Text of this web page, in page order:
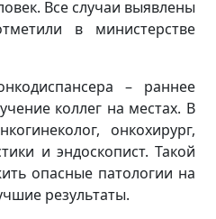
Все случаи выявлены
в министерстве
– раннее
коллег на местах. В
онкохирург,
и эндоскопист. Такой
опасные патологии на
результаты.